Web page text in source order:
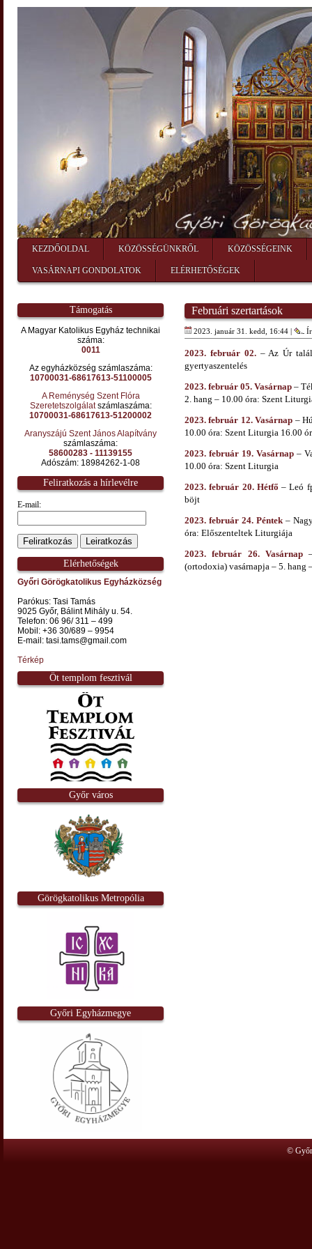
KEZDŐOLDAL KÖZÖSSÉGÜNKRŐL KÖZÖSSÉGEINK
VASÁRNAPI GONDOLATOK ELÉRHETŐSÉGEK
Támogatás
A Magyar Katolikus Egyház technikai
száma:
0011
Az egyházközség számlaszáma:
10700031-68617613-51100005
A Reménység Szent Flóra
Szeretetszolgálatszámlaszáma:
10700031-68617613-51200002
Aranyszájú Szent János Alapítvány
számlaszáma:
58600283 - 11139155
Adószám: 18984262-1-08
Feliratkozás a hírlevélre
E-mail:
Elérhetőségek
Győri Görögkatolikus Egyházközség
Parókus: Tasi Tamás
9025 Győr, Bálint Mihály u. 54.
Telefon: 06 96/ 311 – 499
Mobil: +36 30/689 – 9954
E-mail: tasi.tams@gmail.com
Térkép
Öt templom fesztivál
Győr város
Görögkatolikus Metropólia
Győri Egyházmegye
Februári szertartások
2023. január 31. kedd, 16:44 |
2023. február 02.– Az Úr
gyertyaszentelés
2023. február 05. Vasárnap –
2. hang – 10.00 óra: Szent
2023. február 12. Vasárnap –
10.00 óra: Szent Liturgia 16.00
2023. február 19. Vasárnap –
10.00 óra: Szent Liturgia
2023. február 20. Hétfő – Leó
böjt
2023. február 24. Péntek–
óra: Előszenteltek Liturgiája
2023. február 26. Vasárnap–
(ortodoxia) vasárnapja – 5.
©